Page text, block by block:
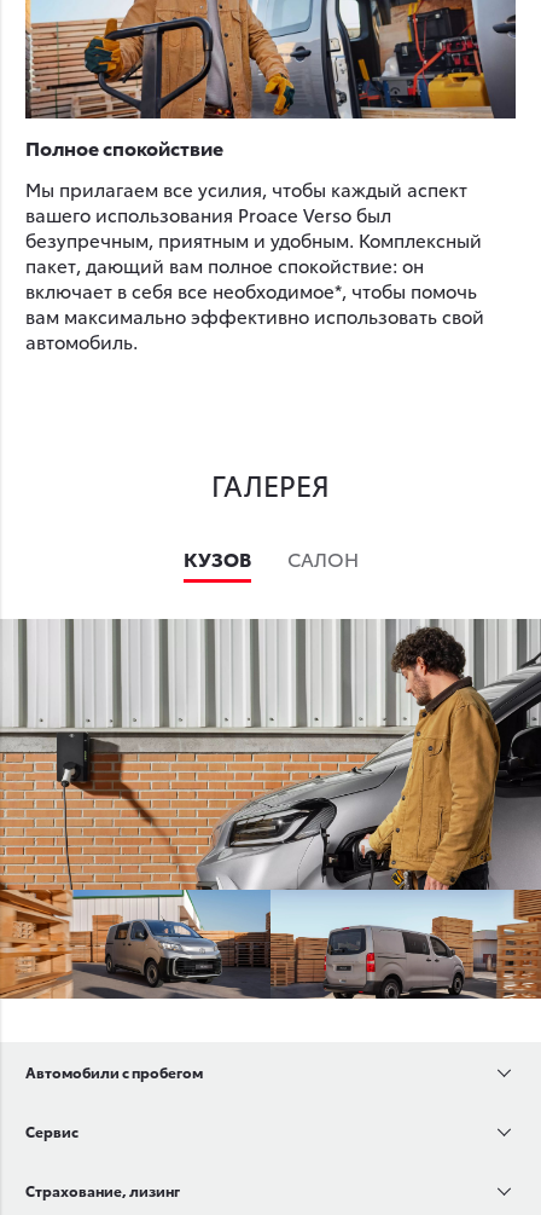
Полное спокойствие
Мы прилагаем все усилия, чтобы каждый аспект
вашего использования Proace Verso был
безупречным, приятным и удобным. Комплексный
пакет, дающий вам полное спокойствие: он
включает в себя все необходимое*, чтобы помочь
вам максимально эффективно использовать свой
автомобиль.
ГАЛЕРЕЯ
КУЗОВ САЛОН
Автомобили с пробегом
Сервис
Страхование, лизинг